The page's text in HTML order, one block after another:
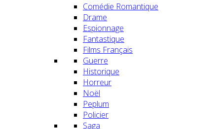
Comédie Romantique
Drame
Espionnage
Fantastique
Films Français
Guerre
Historique
Horreur
Noël
Peplum
Policier
Saga